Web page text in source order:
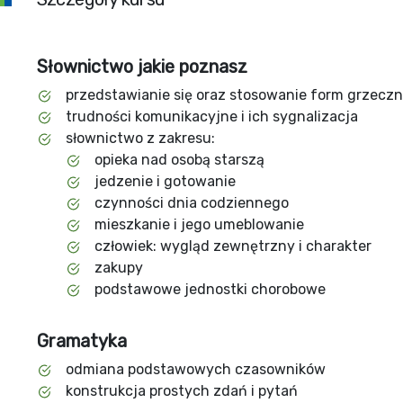
Słownictwo jakie poznasz
przedstawianie się oraz stosowanie form
trudności komunikacyjne i ich sygnalizacja
słownictwo z zakresu:
opieka nad osobą starszą
jedzenie i gotowanie
czynności dnia codziennego
mieszkanie i jego umeblowanie
człowiek: wygląd zewnętrzny i charakter
zakupy
podstawowe jednostki chorobowe
Gramatyka
odmiana podstawowych czasowników
konstrukcja prostych zdań i pytań